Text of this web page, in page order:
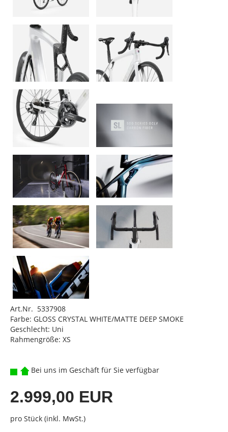
Art.Nr. 5337908
Farbe: GLOSS CRYSTAL WHITE/MATTE DEEP SMOKE
Geschlecht: Uni
Rahmengröße: XS
Bei uns im Geschäft für Sie verfügbar
2.999,00 EUR
pro Stück (inkl. MwSt.)